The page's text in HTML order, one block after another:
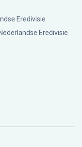
Eredivisie
Eredivisie